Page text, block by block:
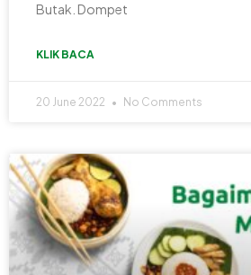
Butak. Dompet
KLIK BACA
20 June 2022 No Comments